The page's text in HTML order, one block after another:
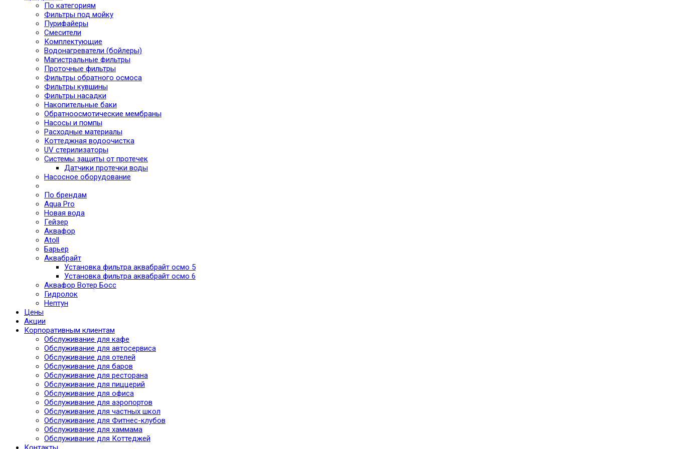
По категориям
Фильтры под мойку
Пурифайеры
Смесители
Комплектующие
Водонагреватели (бойлеры)
Магистральные фильтры
Проточные фильтры
Фильтры обратного осмоса
Фильтры кувшины
Фильтры насадки
Накопительные баки
Обратноосмотические мембраны
Насосы и помпы
Расходные материалы
Коттеджная водоочистка
UV стерилизаторы
Системы защиты от протечек
Датчики протечки воды
Насосное оборудование
По брендам
Aqua Pro
Новая вода
Гейзер
Аквафор
Atoll
Барьер
Аквабрайт
Установка фильтра аквабрайт осмо 5
Установка фильтра аквабрайт осмо 6
Аквафор Вотер Босс
Гидролок
Нептун
Цены
Акции
Корпоративным клиентам
Обслуживание для кафе
Обслуживание для автосервиса
Обслуживание для отелей
Обслуживание для баров
Обслуживание для ресторана
Обслуживание для пиццерий
Обслуживание для офиса
Обслуживание для аэропортов
Обслуживание для частных школ
Обслуживание для Фитнес-клубов
Обслуживание для хаммама
Обслуживание для Коттеджей